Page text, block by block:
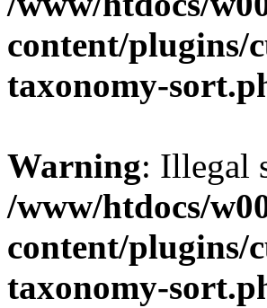
content/plugins/
taxonomy-
Warning: Illegal
/www/htdocs/
content/plugins/
taxonomy-